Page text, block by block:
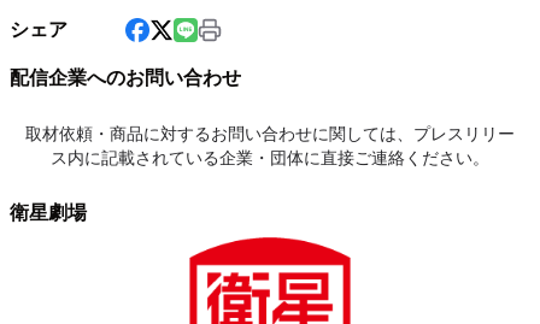
シェア
配信企業へのお問い合わせ
取材依頼・商品に対するお問い合わせに関しては、プレスリリー
ス内に記載されている企業・団体に直接ご連絡ください。
衛星劇場